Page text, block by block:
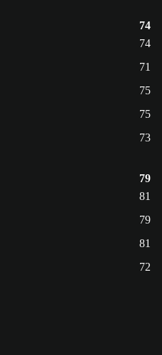
74
74
71
75
75
73
79
81
79
81
72